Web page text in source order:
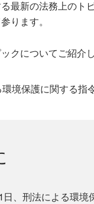
最新の法務上のト
ります。
クについてご紹介し
境保護に関する指
日、刑法による環